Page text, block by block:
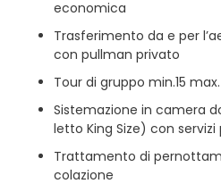
economica
Trasferimento da e per
con pullman privato
Tour di gruppo min.15
Sistemazione in camera
letto King Size) con
Trattamento di
colazione